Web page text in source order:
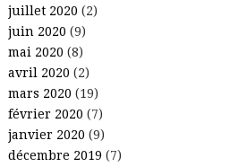
juillet 2020 (2)
juin 2020 (9)
mai 2020 (8)
avril 2020 (2)
mars 2020 (19)
février 2020 (7)
janvier 2020 (9)
décembre 2019 (7)